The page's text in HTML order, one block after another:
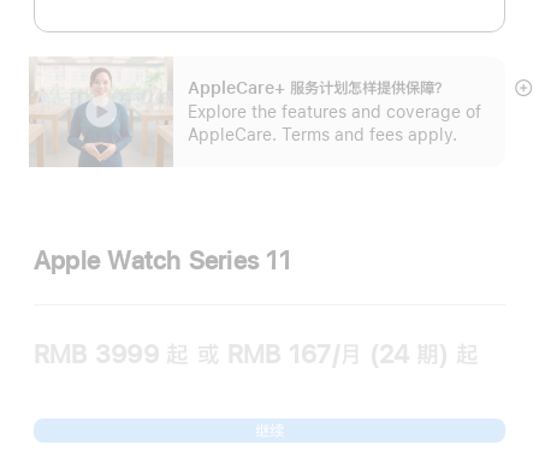
AppleCare+ 服务计划怎样提供保⁠障？
Explore the features and coverage of
AppleCare. Terms and fees apply.
展
Apple Watch Series 11
RMB 3999起 或 RMB 167/月 (24 期) 起
继续